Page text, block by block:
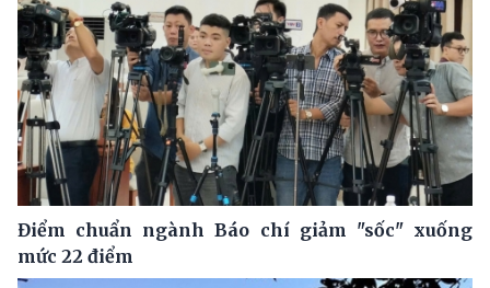
Điểm chuẩn ngành Báo chí giảm "sốc" xuống
mức 22 điểm